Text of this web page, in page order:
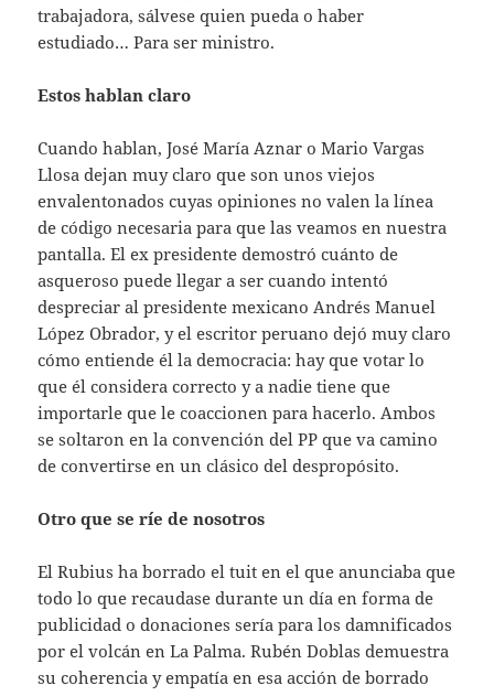
trabajadora, sálvese quien pueda o haber
estudiado… Para ser ministro.
Estos hablan claro
Cuando hablan, José María Aznar o Mario Vargas
Llosa dejan muy claro que son unos viejos
envalentonados cuyas opiniones no valen la línea
de código necesaria para que las veamos en nuestra
pantalla. El ex presidente demostró cuánto de
asqueroso puede llegar a ser cuando intentó
despreciar al presidente mexicano Andrés Manuel
López Obrador, y el escritor peruano dejó muy claro
cómo entiende él la democracia: hay que votar lo
que él considera correcto y a nadie tiene que
importarle que le coaccionen para hacerlo. Ambos
se soltaron en la convención del PP que va camino
de convertirse en un clásico del despropósito.
Otro que se ríe de nosotros
El Rubius ha borrado el tuit en el que anunciaba que
todo lo que recaudase durante un día en forma de
publicidad o donaciones sería para los damnificados
por el volcán en La Palma. Rubén Doblas demuestra
su coherencia y empatía en esa acción de borrado